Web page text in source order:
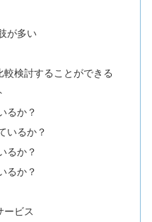
が多い
検討することができる
るか？
いるか？
るか？
るか？
ービス